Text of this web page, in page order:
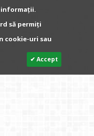
informații.
să permiți
cookie-uri sau
✔ Accept